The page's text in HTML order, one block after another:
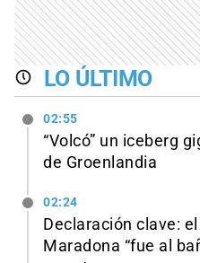
LO ÚLTIMO
02:55
“Volcó” un iceberg
de Groenlandia
02:24
Declaración clave:
Maradona “fue al